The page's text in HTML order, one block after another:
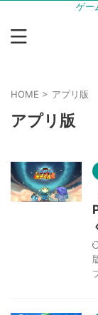
ゲー
HOME > アプリ版
アプリ版